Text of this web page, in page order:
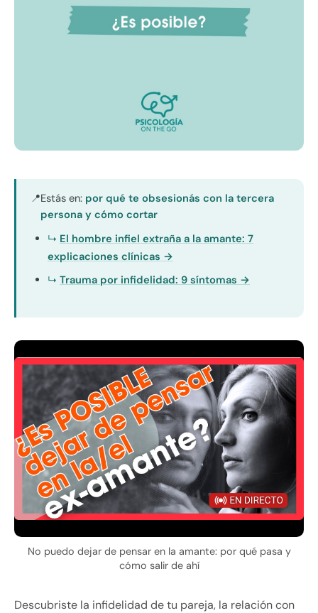
📍Estás en: por qué te obsesionás con la tercera
persona y cómo cortar
El hombre infiel extraña a la amante: 7
explicaciones clínicas →
Trauma por infidelidad: 9 síntomas →
No puedo dejar de pensar en la amante: por qué pasa y
cómo salir de ahí
Descubriste la infidelidad de tu pareja, la relación con